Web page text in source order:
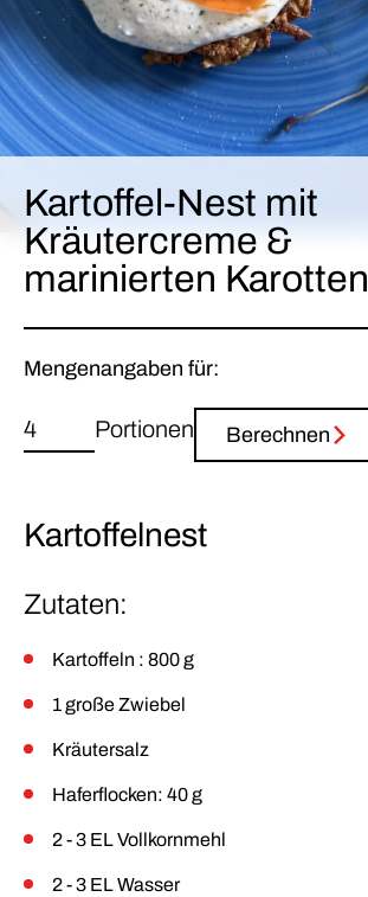
Kartoffel-Nest mit
Kräutercreme &
marinierten Karotten
Mengenangaben für:
Portionen Berechnen
Kartoffelnest
Zutaten:
Kartoffeln : 800 g
1 große Zwiebel
Kräutersalz
Haferflocken: 40 g
2 - 3 EL Vollkornmehl
2 - 3 EL Wasser